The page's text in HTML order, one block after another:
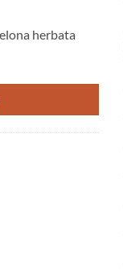
herbata